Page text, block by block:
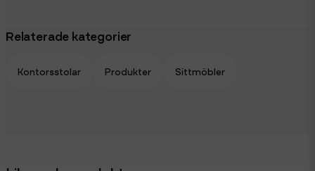
Relaterade kategorier
Kontorsstolar Produkter Sittmöbler